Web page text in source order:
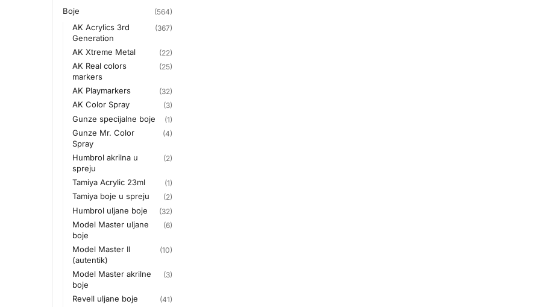
Boje (564)
AK Acrylics 3rd
Generation
(367)
AK Xtreme Metal (22)
AK Real colors
markers
(25)
AK Playmarkers (32)
AK Color Spray (3)
Gunze specijalne boje (1)
Gunze Mr. Color
Spray
(4)
Humbrol akrilna u
spreju
(2)
Tamiya Acrylic 23ml (1)
Tamiya boje u spreju (2)
Humbrol uljane boje (32)
Model Master uljane
boje
(6)
Model Master II
(autentik)
(10)
Model Master akrilne
boje
(3)
Revell uljane boje (41)